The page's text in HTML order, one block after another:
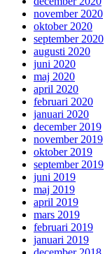
november 2020
oktober 2020
september 2020
augusti 2020
juni 2020
maj 2020
april 2020
februari 2020
januari 2020
december 2019
november 2019
oktober 2019
september 2019
juni 2019
maj 2019
april 2019
mars 2019
februari 2019
januari 2019